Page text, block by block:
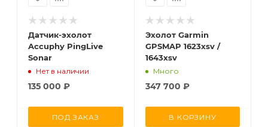
Датчик-эхолот
Accuphy PingLive
Sonar
Нет в наличии
135 000 ₽
ПОД ЗАКАЗ
Эхолот Garmin
GPSMAP 1623xsv /
1643xsv
Много
347 700 ₽
В КОРЗИНУ